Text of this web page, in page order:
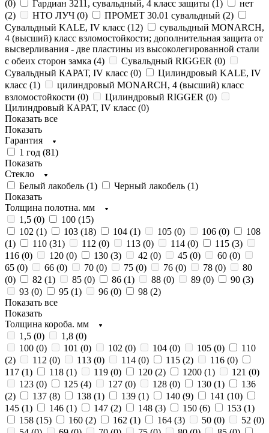
(0) Гардиан 3211, сувальдный, 4 класс защиты (1 )
нет
(2) НТО ЛУЧ (0) ПРОМЕТ 30.01 сувальдный (2)
Сувальдный KALE, IV класс (12)
сувальдный MONARCH,
4 (высший) класс взломостойкости; дополнительная защита от
высверливания - две пластины из высоколегированной стали
с обеих сторон замка (4) Сувальдный RIGGER (0)
Сувальдный КАРАТ, IV класс (0)
Цилиндровый KALE, IV
класс (1)
цилиндровый MONARCH, 4 (высший) класс
взломостойкости (0) Цилиндровый RIGGER (0)
Цилиндровый КАРАТ, IV класс (0)
Показать все
Показать
Гарантия
1 год (81)
Показать
Стекло
Белый лакобель (1) Черный лакобель (1)
Показать
Толщина полотна. мм
1,5 (0) 100 (15)
102 (1) 103 (18) 104 (1) 105 (0) 106 (0)
108
(1) 110 (31) 112 (0) 113 (0) 114 (0) 115 (3)
116 (0) 120 (0) 130 (3) 42 (0) 45 (0) 60 (0)
65 (0) 66 (0) 70 (0) 75 (0) 76 (0) 78 (0)
80
(0) 82 (1) 85 (0) 86 (1) 88 (0) 89 (0) 90 (3)
93 (0) 95 (1) 96 (0) 98 (2)
Показать все
Показать
Толщина короба. мм
1,5 (0) 1,8 (0)
100 (0) 101 (0) 102 (0) 104 (0) 105 (0)
110
(2) 112 (0) 113 (0) 114 (0) 115 (2) 116 (0)
117 (1) 118 (1) 119 (0) 120 (2) 1200 (1) 121 (0)
123 (0) 125 (4) 127 (0) 128 (0) 130 (1)
136
(2) 137 (8) 138 (1) 139 (1) 140 (9) 141 (10)
145 (1) 146 (1) 147 (2) 148 (3) 150 (6) 153 (1)
158 (15) 160 (2) 162 (1) 164 (3) 50 (0) 52 (0)